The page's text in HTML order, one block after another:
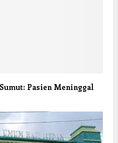
Pasien Meninggal